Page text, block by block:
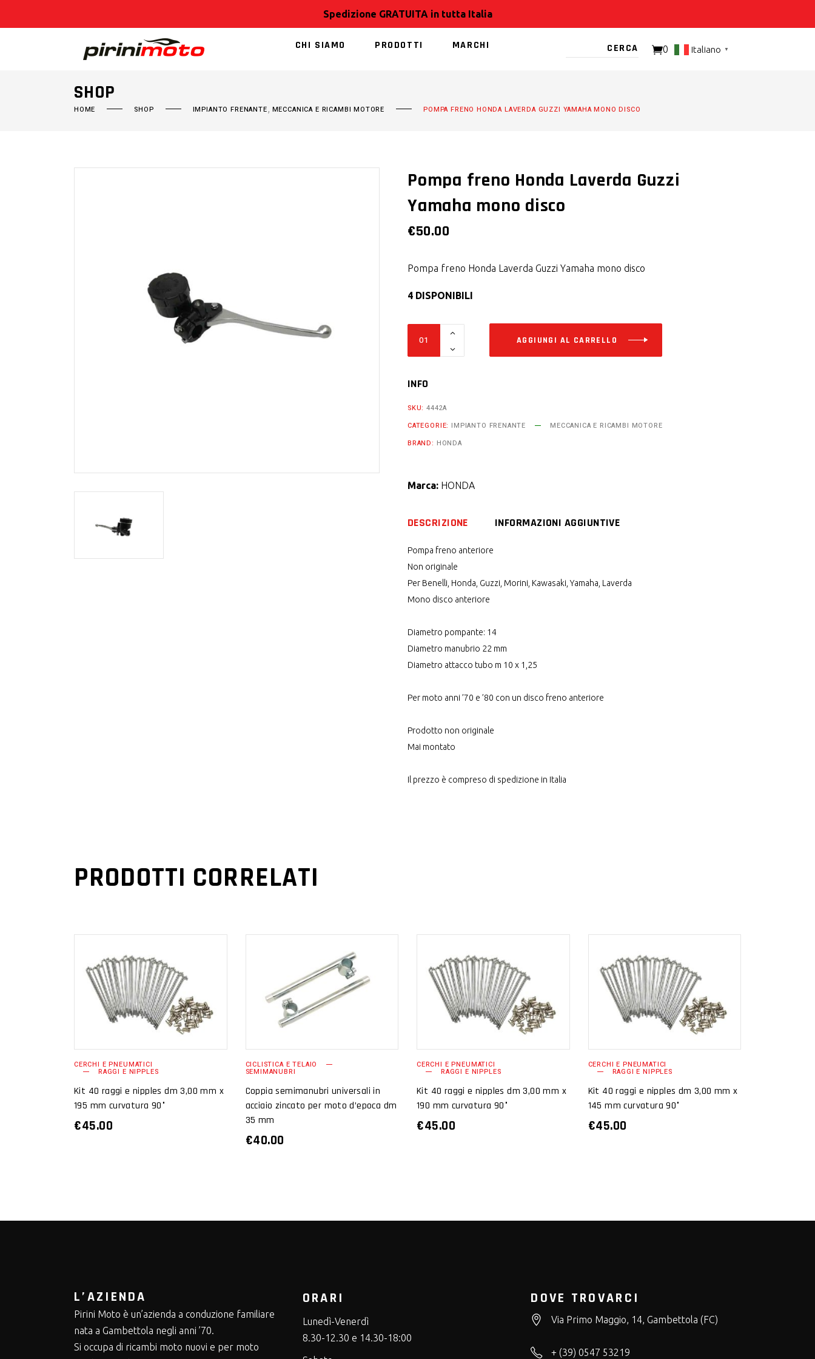
Spedizione GRATUITA in tutta Italia
CHI SIAMO PRODOTTI MARCHI 0 Italiano ▼
SHOP
HOME SHOP IMPIANTO FRENANTE, MECCANICA E RICAMBI MOTORE POMPA FRENO HONDA LAVERDA GUZZI YAMAHA MONO DISCO
Pompa freno Honda Laverda Guzzi
Yamaha mono disco
€50.00
Pompa freno Honda Laverda Guzzi Yamaha mono disco
4 DISPONIBILI
Laverda
Yamaha
mono
disco
AGGIUNGI AL CARRELLO
INFO
SKU:4442A
CATEGORIE: IMPIANTO FRENANTE
MECCANICA E RICAMBI MOTORE
BRAND: HONDA
Marca: HONDA
DESCRIZIONE INFORMAZIONI AGGIUNTIVE
Pompa freno anteriore
Non originale
Per Benelli, Honda, Guzzi, Morini, Kawasaki, Yamaha, Laverda
Mono disco anteriore
Diametro pompante: 14
Diametro manubrio 22 mm
Diametro attacco tubo m 10 x 1,25
Per moto anni ’70 e ’80 con un disco freno anteriore
Prodotto non originale
Mai montato
Il prezzo è compreso di spedizione in Italia
PRODOTTI CORRELATI
AGGIUNGI AL
CARRELLO
CERCHI E PNEUMATICI
RAGGI E NIPPLES
Kit 40 raggi e nipples dm 3,00 mm x
195 mm curvatura 90°
€45.00
AGGIUNGI AL
CARRELLO
CICLISTICA E TELAIO
SEMIMANUBRI
Coppia semimanubri universali in
acciaio zincato per moto d’epoca dm
35 mm
€40.00
AGGIUNGI AL
CARRELLO
CERCHI E PNEUMATICI
RAGGI E NIPPLES
Kit 40 raggi e nipples dm 3,00 mm x
190 mm curvatura 90°
€45.00
AGGIUNGI AL
CARRELLO
CERCHI E PNEUMATICI
RAGGI E NIPPLES
Kit 40 raggi e nipples dm 3,00 mm x
145 mm curvatura 90°
€45.00
L’AZIENDA
Pirini Moto è un’azienda a conduzione familiare
nata a Gambettola negli anni ’70.
Si occupa di ricambi moto nuovi e per moto
ORARI
Lunedì-Venerdì
8.30-12.30 e 14.30-18:00
DOVE TROVARCI
Via Primo Maggio, 14, Gambettola (FC)
+ (39) 0547 53219